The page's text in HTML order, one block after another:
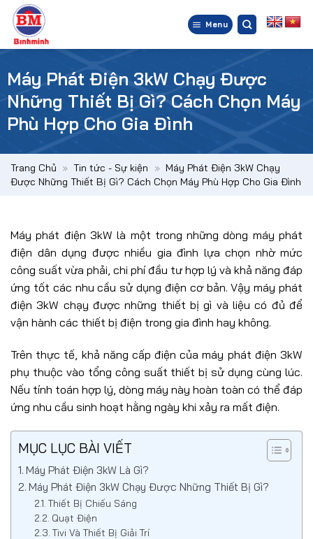
qua
nội
Menu
Máy Phát Điện 3kW Chạy Được
Những Thiết Bị Gì? Cách Chọn Máy
Phù Hợp Cho Gia Đình
Trang Chủ » Tin tức - Sự kiện » Máy Phát Điện 3kW Chạy
Được Những Thiết Bị Gì? Cách Chọn Máy Phù Hợp Cho Gia Đình
Máy phát điện 3kW là một trong những dòng máy phát
điện dân dụng được nhiều gia đình lựa chọn nhờ mức
công suất vừa phải, chi phí đầu tư hợp lý và khả năng đáp
ứng tốt các nhu cầu sử dụng điện cơ bản. Vậy máy phát
điện 3kW chạy được những thiết bị gì và liệu có đủ để
vận hành các thiết bị điện trong gia đình hay không.
Trên thực tế, khả năng cấp điện của máy phát điện 3kW
phụ thuộc vào tổng công suất thiết bị sử dụng cùng lúc.
Nếu tính toán hợp lý, dòng máy này hoàn toàn có thể đáp
ứng nhu cầu sinh hoạt hằng ngày khi xảy ra mất điện.
MỤC LỤC BÀI VIẾT
Máy Phát Điện 3kW Là Gì?
Máy Phát Điện 3kW Chạy Được Những Thiết Bị Gì?
Thiết Bị Chiếu Sáng
Quạt Điện
Tivi Và Thiết Bị Giải Trí